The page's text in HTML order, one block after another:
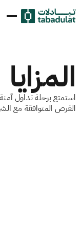
المزايا
استمتع برحلة تداول
الفرص المتوافقة مع